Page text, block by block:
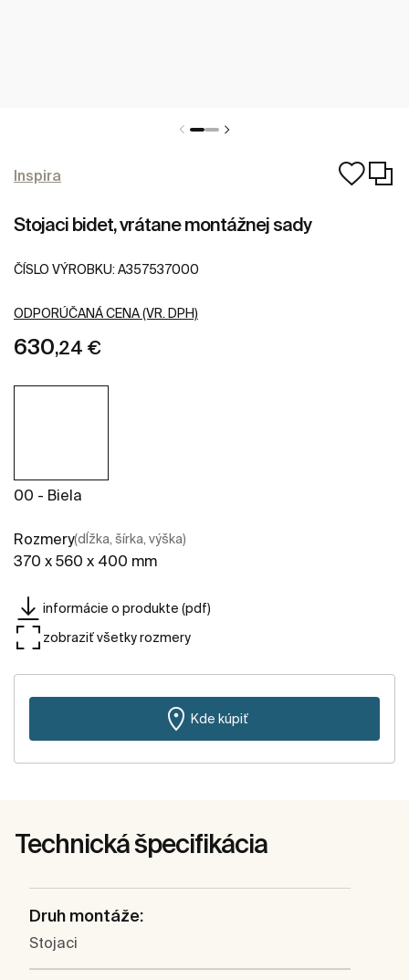
Inspira
Stojaci bidet, vrátane montážnej sady
ČÍSLO VÝROBKU: A357537000
ODPORÚČANÁ CENA (VR. DPH)
630,24 €
00 - Biela
Rozmery(dĺžka, šírka, výška)
370 x 560 x 400 mm
informácie o produkte (pdf)
zobraziť všetky rozmery
Kde kúpiť
Technická špecifikácia
Druh montáže:
Stojaci